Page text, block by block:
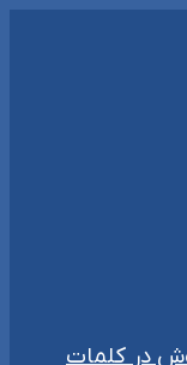
در کلمات